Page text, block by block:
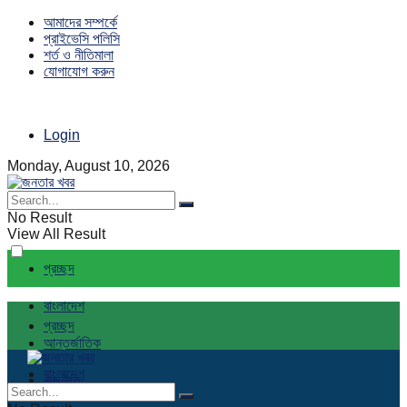
আমাদের সম্পর্কে
প্রাইভেসি পলিসি
শর্ত ও নীতিমালা
যোগাযোগ করুন
Login
Monday, August 10, 2026
No Result
View All Result
প্রচ্ছদ
বাংলাদেশ
আন্তর্জাতিক
রাজনীতি
প্রচ্ছদ
বাংলাদেশ